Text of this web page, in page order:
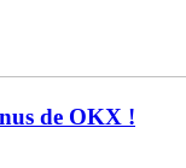
de OKX !